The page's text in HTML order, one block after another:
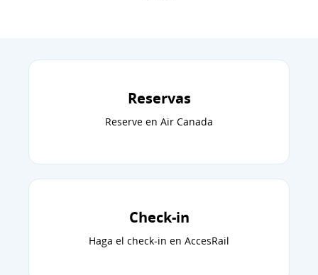
Reservas
Reserve en Air Canada
Check-in
Haga el check-in en AccesRail